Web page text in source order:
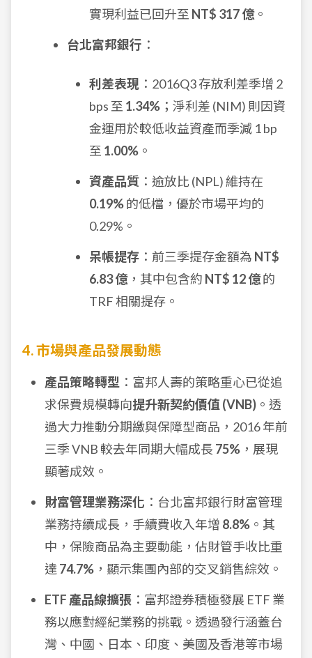
實現利益已回升至 NT$ 317 億。
台北富邦銀行 ：
利差表現 ：2016Q3 存放利差季增 2
bps 至 1.34% ；淨利差 (NIM) 則因資
金運用於較低收益資產而季減 1 bp
至 1.00% 。
資產品質 ：逾放比 (NPL) 維持在
0.19%的低檔，優於市場平均的
0.29%。
呆帳提存 ：前三季提存金額為 NT$
6.83 億，其中包含約 NT$ 12 億的
TRF 相關提存。
4. 市場與產品發展動態
產品策略轉型 ：富邦人壽的策略重心已從追
求保費規模轉向提升新契約價值 (VNB) 。透
過大力推動分期繳與保障型商品，2016 年前
三季 VNB 較去年同期大幅成長 75% ，展現
顯著成效。
財富管理業務深化 ：台北富邦銀行財富管理
業務持續成長，手續費收入年增 8.8% 。其
中，保險商品為主要動能，佔財管手收比重
達 74.7% ，顯示集團內部的交叉銷售綜效。
ETF 產品線擴張 ：富邦證券積極發展 ETF 業
務以應對經紀業務的挑戰。透過發行涵蓋台
灣、中國、日本、印度、美國及香港等市場